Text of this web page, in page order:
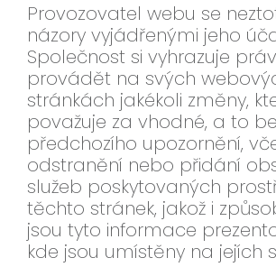
Provozovatel webu se
názory vyjádřenými jeho
Společnost si vyhrazuje
provádět na svých
stránkách jakékoli změny,
považuje za vhodné, a to
předchozího upozornění,
odstranění nebo přidání
služeb poskytovaných
těchto stránek, jakož i
jsou tyto informace
kde jsou umístěny na jejích